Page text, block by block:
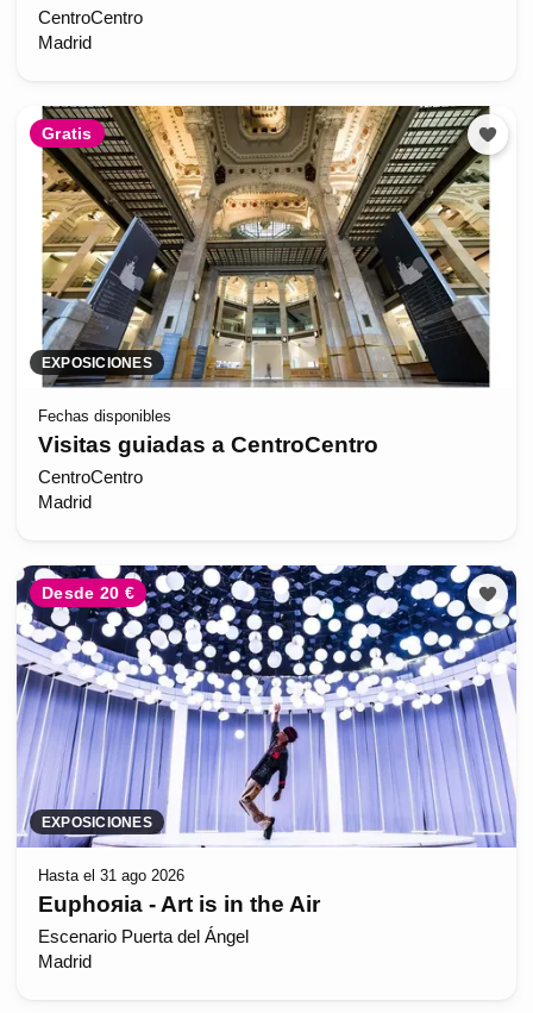
CentroCentro
Madrid
Gratis
EXPOSICIONES
Fechas disponibles
Visitas guiadas a CentroCentro
CentroCentro
Madrid
Desde 20 €
EXPOSICIONES
Hasta el 31 ago 2026
Euphoяia - Art is in the Air
Escenario Puerta del Ángel
Madrid